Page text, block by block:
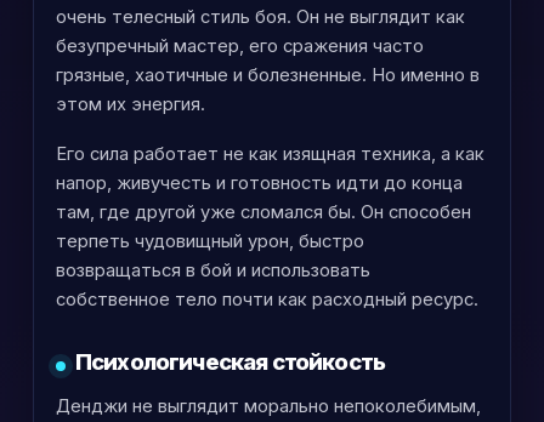
очень телесный стиль боя. Он не выглядит как
безупречный мастер, его сражения часто
грязные, хаотичные и болезненные. Но именно в
этом их энергия.
Его сила работает не как изящная техника, а как
напор, живучесть и готовность идти до конца
там, где другой уже сломался бы. Он способен
терпеть чудовищный урон, быстро
возвращаться в бой и использовать
собственное тело почти как расходный ресурс.
Психологическая стойкость
Денджи не выглядит морально непоколебимым,